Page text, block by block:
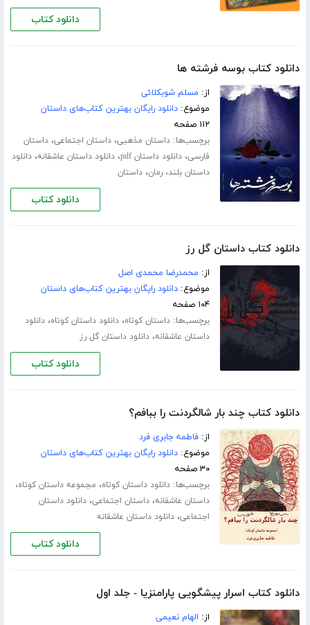
دانلود کتاب
دانلود کتاب بوسه فرشته ها
از: مسلم شوبکلائی
موضوع:دانلود رایگان بهترین کتاب‌های داستان
۱۱۲ صفحه
برچسب‌ها:داستان مذهبی،داستان اجتماعی،داستان
فارسی،دانلود داستان pdf ،دانلود داستان عاشقانه،دانلود
داستان بلند،رمان،داستان
دانلود کتاب
دانلود کتاب داستان گل رز
از: محمدرضا محمدی اصل
موضوع:دانلود رایگان بهترین کتاب‌های داستان
۱۰۴ صفحه
برچسب‌ها:داستان کوتاه،دانلود داستان کوتاه،دانلود
داستان عاشقانه،دانلود داستان گل رز
دانلود کتاب
دانلود کتاب چند بار شالگردنت را ببافم؟
از:فاطمه جابری فرد
موضوع:دانلود رایگان بهترین کتاب‌های داستان
۳۰ صفحه
برچسب‌ها:دانلود داستان کوتاه، مجموعه داستان کوتاه،
داستان عاشقانه،داستان اجتماعی،دانلود داستان
اجتماعی،دانلود داستان عاشقانه
دانلود کتاب
دانلود کتاب اسرار پیشگویی پارامنزیا - جلد اول
از: الهام نعیمی